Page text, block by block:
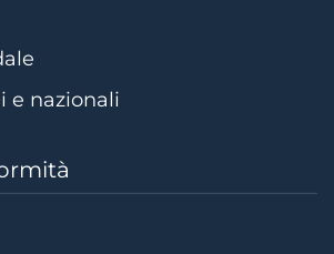
e nazionali